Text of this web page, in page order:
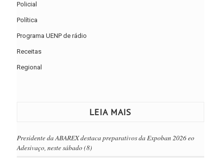
Policial
Política
Programa UENP de rádio
Receitas
Regional
LEIA MAIS
Presidente da ABAREX destaca preparativos da Expoban 2026 eo
Adesivaço, neste sábado (8)